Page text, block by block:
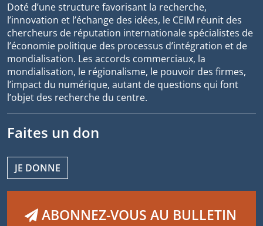
Doté d’une structure favorisant la recherche,
l’innovation et l’échange des idées, le CEIM réunit des
chercheurs de réputation internationale spécialistes de
l’économie politique des processus d’intégration et de
mondialisation. Les accords commerciaux, la
mondialisation, le régionalisme, le pouvoir des firmes,
l’impact du numérique, autant de questions qui font
l’objet des recherche du centre.
Faites un don
JE DONNE
ABONNEZ-VOUS AU BULLETIN